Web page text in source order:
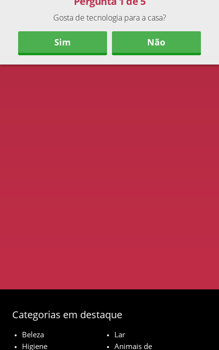
Gosta de tecnologia para a casa?
Sim Não
Categorias em destaque
Beleza
Lar
Higiene
Animais de